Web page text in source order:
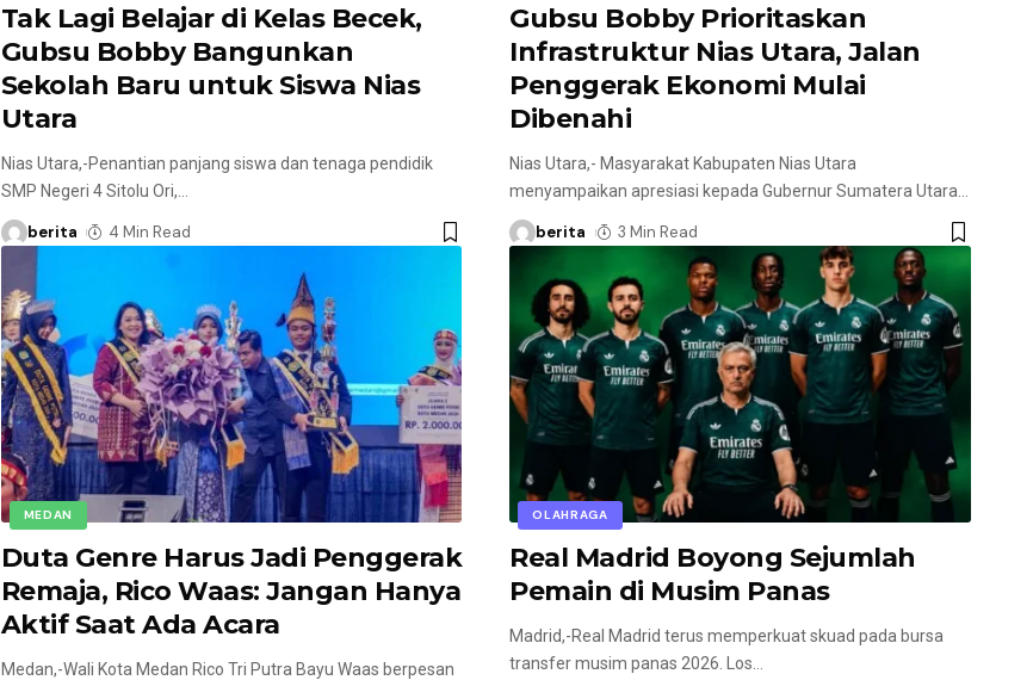
Tak Lagi Belajar di Kelas Becek,
Gubsu Bobby Bangunkan
Sekolah Baru untuk Siswa Nias
Utara
Nias Utara,-Penantian panjang siswa dan tenaga pendidik
SMP Negeri 4 Sitolu Ori,
berita 4 Min Read
Gubsu Bobby Prioritaskan
Infrastruktur Nias Utara, Jalan
Penggerak Ekonomi Mulai
Dibenahi
Nias Utara,- Masyarakat Kabupaten Nias Utara
menyampaikan apresiasi kepada Gubernur Sumatera Utara
berita 3 Min Read
MEDAN
Duta Genre Harus Jadi Penggerak
Remaja, Rico Waas: Jangan Hanya
Aktif Saat Ada Acara
Medan,-Wali Kota Medan Rico Tri Putra Bayu Waas berpesan
OLAHRAGA
Real Madrid Boyong Sejumlah
Pemain di Musim Panas
Madrid,-Real Madrid terus memperkuat skuad pada bursa
transfer musim panas 2026. Los